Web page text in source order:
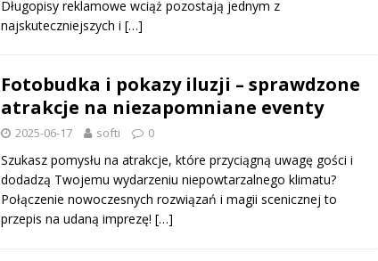
Długopisy reklamowe wciąż pozostają jednym z
najskuteczniejszych i […]
Fotobudka i pokazy iluzji – sprawdzone
atrakcje na niezapomniane eventy
2025-06-17 softi 0
Szukasz pomysłu na atrakcje, które przyciągną uwagę gości i
dodadzą Twojemu wydarzeniu niepowtarzalnego klimatu?
Połączenie nowoczesnych rozwiązań i magii scenicznej to
przepis na udaną imprezę! […]